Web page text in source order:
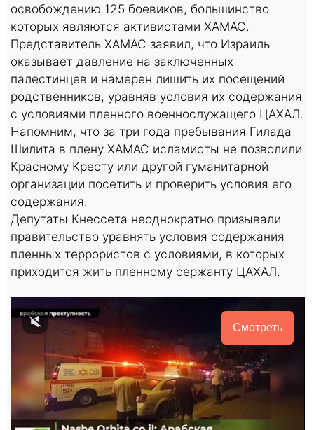
освобождению 125 боевиков, большинство
которых являются активистами ХАМАС.
Представитель ХАМАС заявил, что Израиль
оказывает давление на заключенных
палестинцев и намерен лишить их посещений
родственников, уравняв условия их содержания
с условиями пленного военнослужащего ЦАХАЛ.
Напомним, что за три года пребывания Гилада
Шилита в плену ХАМАС исламисты не позволили
Красному Кресту или другой гуманитарной
организации посетить и проверить условия его
содержания.
Депутаты Кнессета неоднократно призывали
правительство уравнять условия содержания
пленных террористов с условиями, в которых
приходится жить пленному сержанту ЦАХАЛ.
Смотреть